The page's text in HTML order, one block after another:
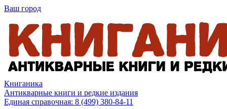
Ваш город
Книганика
Антикварные книги и редкие издания
Единая справочная: 8 (499) 380-84-11